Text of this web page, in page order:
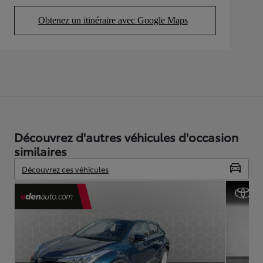
Obtenez un itinéraire avec Google Maps
(Opens in new tab)
Découvrez d'autres véhicules d'occasion
similaires
Découvrez ces véhicules